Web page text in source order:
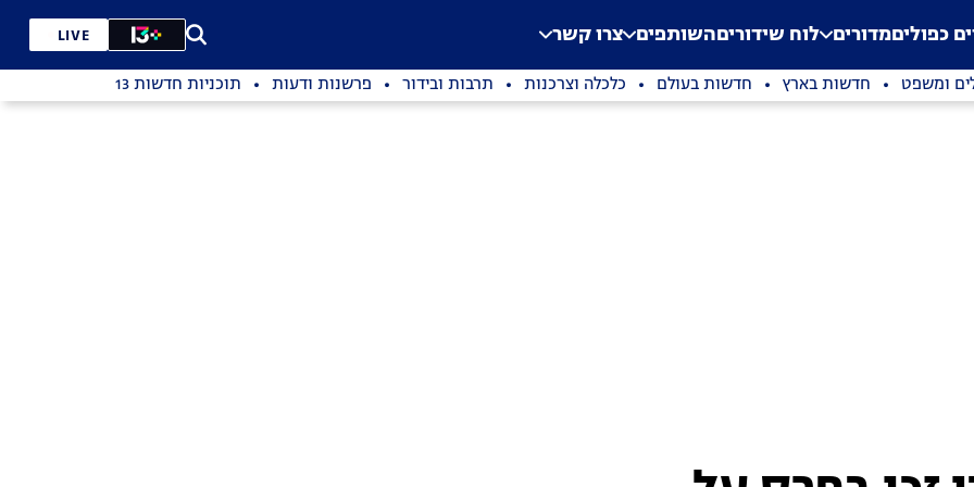
Application error: a
. כפוליםמדורים לוח שידוריםהשותפים צרו קשר LIVE
ומשפט חדשות בארץ חדשות בעולם כלכלה וצרכנות תרבות ובידור פרשנות ודעות תוכניות חדשות 13